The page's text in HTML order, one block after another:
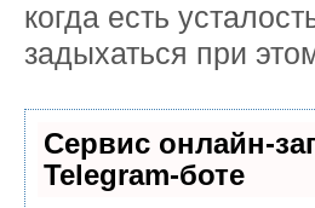
когда есть
задыхаться при
Сервис онлайн-
Telegram-боте